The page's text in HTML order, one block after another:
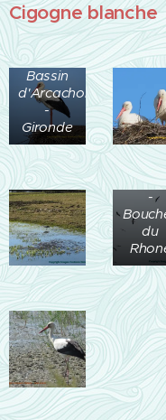
Cigogne blanche
Parc
Ornithologique
- Teich -
Bassin
d'Arcachon
-
Gironde
de
-
du